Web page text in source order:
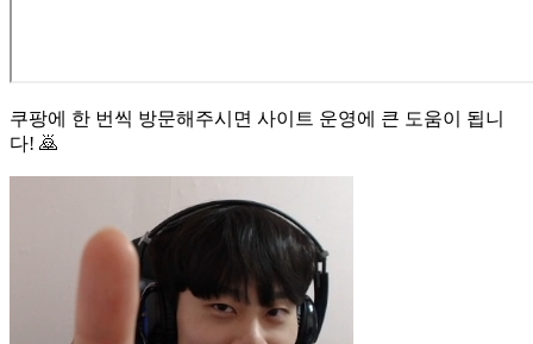
쿠팡에 한 번씩 방문해주시면 사이트 운영에 큰 도움이 됩니
다! 🙇